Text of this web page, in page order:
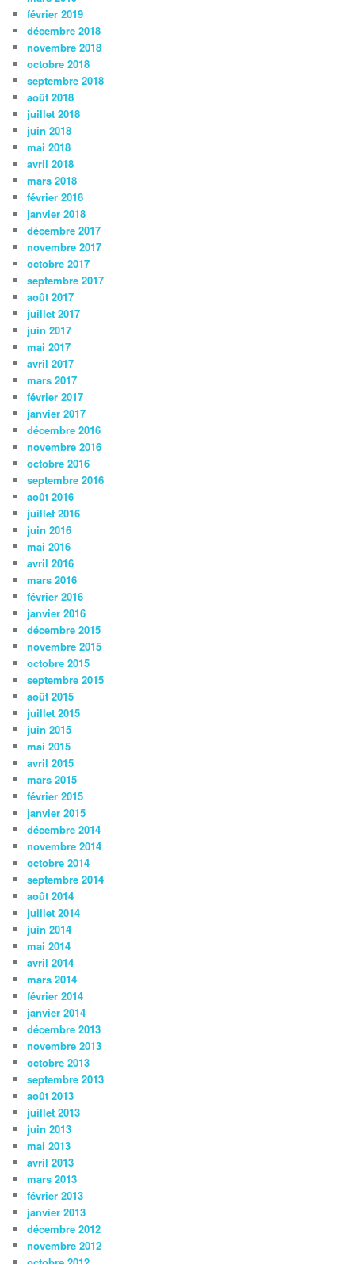
février 2019
décembre 2018
novembre 2018
octobre 2018
septembre 2018
août 2018
juillet 2018
juin 2018
mai 2018
avril 2018
mars 2018
février 2018
janvier 2018
décembre 2017
novembre 2017
octobre 2017
septembre 2017
août 2017
juillet 2017
juin 2017
mai 2017
avril 2017
mars 2017
février 2017
janvier 2017
décembre 2016
novembre 2016
octobre 2016
septembre 2016
août 2016
juillet 2016
juin 2016
mai 2016
avril 2016
mars 2016
février 2016
janvier 2016
décembre 2015
novembre 2015
octobre 2015
septembre 2015
août 2015
juillet 2015
juin 2015
mai 2015
avril 2015
mars 2015
février 2015
janvier 2015
décembre 2014
novembre 2014
octobre 2014
septembre 2014
août 2014
juillet 2014
juin 2014
mai 2014
avril 2014
mars 2014
février 2014
janvier 2014
décembre 2013
novembre 2013
octobre 2013
septembre 2013
août 2013
juillet 2013
juin 2013
mai 2013
avril 2013
mars 2013
février 2013
janvier 2013
décembre 2012
novembre 2012